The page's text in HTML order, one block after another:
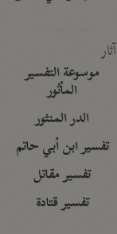
آثار
موسوعة التفسير
المأثور
الدر المنثور
تفسير ابن أبي حاتم
تفسير مقاتل
تفسير قتادة